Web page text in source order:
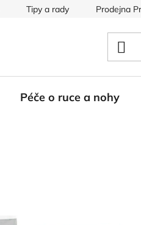
Tipy a rady Prodejna
Péče o ruce a nohy